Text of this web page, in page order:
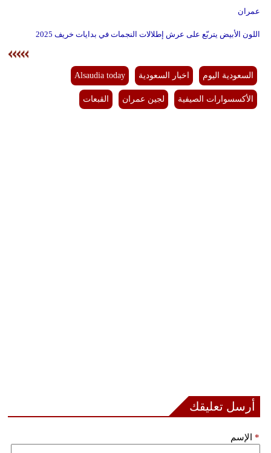
عمران
اللون الأبيض يتربّع على عرش إطلالات النجمات في بدايات خريف 2025
السعودية اليوم اخبار السعودية Alsaudia today
الأكسسوارات الصيفية لجين عمران القبعات
أرسل تعليقك
الإسم *